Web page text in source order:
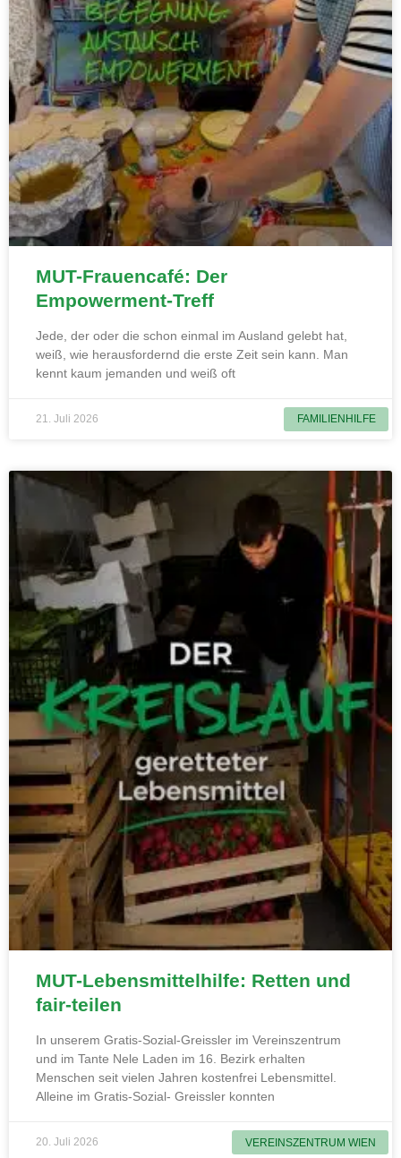
FAMILIENHILFE
MUT-Frauencafé: Der
Empowerment-Treff
Jede, der oder die schon einmal im Ausland gelebt hat,
weiß, wie herausfordernd die erste Zeit sein kann. Man
kennt kaum jemanden und weiß oft
21. Juli 2026
VEREINSZENTRUM WIEN
MUT-Lebensmittelhilfe: Retten und
fair-teilen
In unserem Gratis-Sozial-Greissler im Vereinszentrum
und im Tante Nele Laden im 16. Bezirk erhalten
Menschen seit vielen Jahren kostenfrei Lebensmittel.
Alleine im Gratis-Sozial- Greissler konnten
20. Juli 2026